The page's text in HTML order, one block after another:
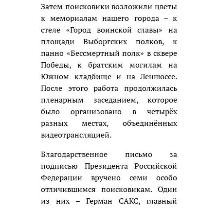
Затем поисковики возложили цветы
к мемориалам нашего города – к
стеле «Город воинской славы» на
площади Выборгских полков, к
панно «Бессмертный полк» в сквере
Победы, к братским могилам на
Южном кладбище и на Леншоссе.
После этого работа продолжилась
пленарным заседанием, которое
было организовано в четырёх
разных местах, объединённых
видеотрансляцией.
Благодарственное письмо за
подписью Президента Российской
Федерации вручено семи особо
отличившимся поисковикам. Один
из них – Герман САКС, главный